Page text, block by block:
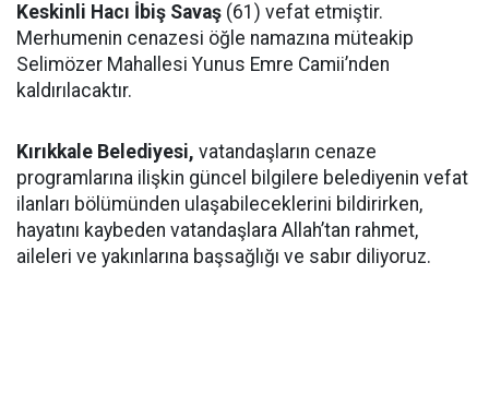
Keskinli Hacı İbiş Savaş (61) vefat etmiştir.
Merhumenin cenazesi öğle namazına müteakip
Selimözer Mahallesi Yunus Emre Camii’nden
kaldırılacaktır.
Kırıkkale Belediyesi, vatandaşların cenaze
programlarına ilişkin güncel bilgilere belediyenin vefat
ilanları bölümünden ulaşabileceklerini bildirirken,
hayatını kaybeden vatandaşlara Allah’tan rahmet,
aileleri ve yakınlarına başsağlığı ve sabır diliyoruz.